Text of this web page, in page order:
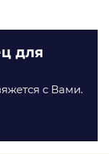
для
с Вами.